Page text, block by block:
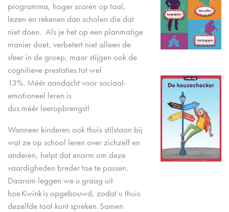
programma, hoger scoren op taal,
lezen en rekenen dan scholen die dat
niet doen. Als je het op een planmatige
manier doet, verbetert niet alleen de
sfeer in de groep, maar stijgen ook de
cognitieve prestaties tot wel
13%. Méér aandacht voor sociaal-
emotioneel leren is
dus méér leeropbrengst!
Wanneer kinderen ook thuis stilstaan bij
wat ze op school leren over zichzelf en
anderen, helpt dat enorm om deze
vaardigheden breder toe te passen.
Daarom leggen we u graag uit
hoe Kwink is opgebouwd, zodat u thuis
dezelfde taal kunt spreken. Samen